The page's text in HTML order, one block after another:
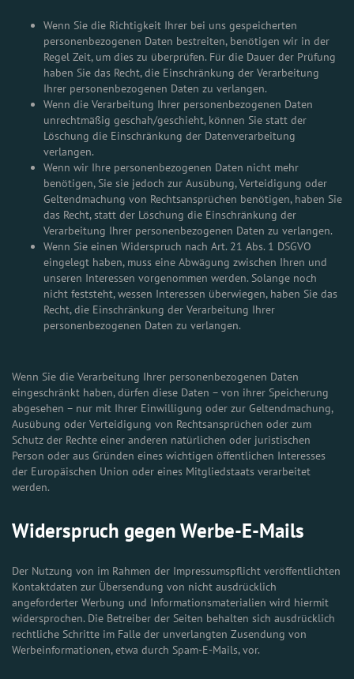
Wenn Sie die Richtigkeit Ihrer bei uns gespeicherten
personenbezogenen Daten bestreiten, benötigen wir in der
Regel Zeit, um dies zu überprüfen. Für die Dauer der Prüfung
haben Sie das Recht, die Einschränkung der Verarbeitung
Ihrer personenbezogenen Daten zu verlangen.
Wenn die Verarbeitung Ihrer personenbezogenen Daten
unrechtmäßig geschah/geschieht, können Sie statt der
Löschung die Einschränkung der Datenverarbeitung
verlangen.
Wenn wir Ihre personenbezogenen Daten nicht mehr
benötigen, Sie sie jedoch zur Ausübung, Verteidigung oder
Geltendmachung von Rechtsansprüchen benötigen, haben Sie
das Recht, statt der Löschung die Einschränkung der
Verarbeitung Ihrer personenbezogenen Daten zu verlangen.
Wenn Sie einen Widerspruch nach Art. 21 Abs. 1 DSGVO
eingelegt haben, muss eine Abwägung zwischen Ihren und
unseren Interessen vorgenommen werden. Solange noch
nicht feststeht, wessen Interessen überwiegen, haben Sie das
Recht, die Einschränkung der Verarbeitung Ihrer
personenbezogenen Daten zu verlangen.
Wenn Sie die Verarbeitung Ihrer personenbezogenen Daten
eingeschränkt haben, dürfen diese Daten – von ihrer Speicherung
abgesehen – nur mit Ihrer Einwilligung oder zur Geltendmachung,
Ausübung oder Verteidigung von Rechtsansprüchen oder zum
Schutz der Rechte einer anderen natürlichen oder juristischen
Person oder aus Gründen eines wichtigen öffentlichen Interesses
der Europäischen Union oder eines Mitgliedstaats verarbeitet
werden.
Widerspruch gegen Werbe-E-Mails
Der Nutzung von im Rahmen der Impressumspflicht veröffentlichten
Kontaktdaten zur Übersendung von nicht ausdrücklich
angeforderter Werbung und Informationsmaterialien wird hiermit
widersprochen. Die Betreiber der Seiten behalten sich ausdrücklich
rechtliche Schritte im Falle der unverlangten Zusendung von
Werbeinformationen, etwa durch Spam-E-Mails, vor.